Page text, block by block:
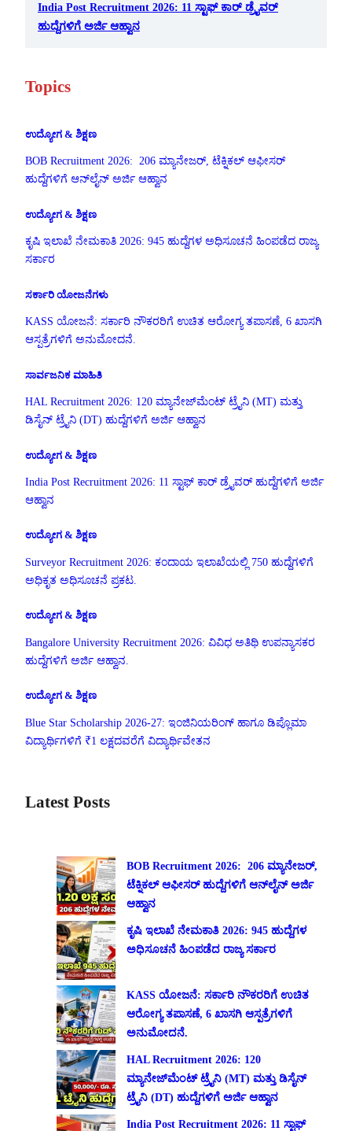
India Post Recruitment 2026: 11 ಸ್ಟಾಫ್ ಕಾರ್ ಡ್ರೈವರ್
ಹುದ್ದೆಗಳಿಗೆ ಅರ್ಜಿ ಆಹ್ವಾನ
Topics
ಉದ್ಯೋಗ & ಶಿಕ್ಷಣ
BOB Recruitment 2026: 206 ಮ್ಯಾನೇಜರ್, ಟೆಕ್ನಿಕಲ್ ಆಫೀಸರ್
ಹುದ್ದೆಗಳಿಗೆ ಆನ್‌ಲೈನ್ ಅರ್ಜಿ ಆಹ್ವಾನ
ಉದ್ಯೋಗ & ಶಿಕ್ಷಣ
ಕೃಷಿ ಇಲಾಖೆ ನೇಮಕಾತಿ 2026: 945 ಹುದ್ದೆಗಳ ಅಧಿಸೂಚನೆ ಹಿಂಪಡೆದ ರಾಜ್ಯ
ಸರ್ಕಾರ
ಸರ್ಕಾರಿ ಯೋಜನೆಗಳು
KASS ಯೋಜನೆ: ಸರ್ಕಾರಿ ನೌಕರರಿಗೆ ಉಚಿತ ಆರೋಗ್ಯ ತಪಾಸಣೆ, 6 ಖಾಸಗಿ
ಆಸ್ಪತ್ರೆಗಳಿಗೆ ಅನುಮೋದನೆ.
ಸಾರ್ವಜನಿಕ ಮಾಹಿತಿ
HAL Recruitment 2026: 120 ಮ್ಯಾನೇಜ್‌ಮೆಂಟ್ ಟ್ರೈನಿ (MT) ಮತ್ತು
ಡಿಸೈನ್ ಟ್ರೈನಿ (DT) ಹುದ್ದೆಗಳಿಗೆ ಅರ್ಜಿ ಆಹ್ವಾನ
ಉದ್ಯೋಗ & ಶಿಕ್ಷಣ
India Post Recruitment 2026: 11 ಸ್ಟಾಫ್ ಕಾರ್ ಡ್ರೈವರ್ ಹುದ್ದೆಗಳಿಗೆ ಅರ್ಜಿ
ಆಹ್ವಾನ
ಉದ್ಯೋಗ & ಶಿಕ್ಷಣ
Surveyor Recruitment 2026: ಕಂದಾಯ ಇಲಾಖೆಯಲ್ಲಿ 750 ಹುದ್ದೆಗಳಿಗೆ
ಅಧಿಕೃತ ಅಧಿಸೂಚನೆ ಪ್ರಕಟ.
ಉದ್ಯೋಗ & ಶಿಕ್ಷಣ
Bangalore University Recruitment 2026: ವಿವಿಧ ಅತಿಥಿ ಉಪನ್ಯಾಸಕರ
ಹುದ್ದೆಗಳಿಗೆ ಅರ್ಜಿ ಆಹ್ವಾನ.
ಉದ್ಯೋಗ & ಶಿಕ್ಷಣ
Blue Star Scholarship 2026-27: ಇಂಜಿನಿಯರಿಂಗ್ ಹಾಗೂ ಡಿಪ್ಲೊಮಾ
ವಿದ್ಯಾರ್ಥಿಗಳಿಗೆ ₹1 ಲಕ್ಷದವರೆಗೆ ವಿದ್ಯಾರ್ಥಿವೇತನ
Latest Posts
BOB Recruitment 2026: 206 ಮ್ಯಾನೇಜರ್,
ಟೆಕ್ನಿಕಲ್ ಆಫೀಸರ್ ಹುದ್ದೆಗಳಿಗೆ ಆನ್‌ಲೈನ್ ಅರ್ಜಿ
ಆಹ್ವಾನ
ಕೃಷಿ ಇಲಾಖೆ ನೇಮಕಾತಿ 2026: 945 ಹುದ್ದೆಗಳ
ಅಧಿಸೂಚನೆ ಹಿಂಪಡೆದ ರಾಜ್ಯ ಸರ್ಕಾರ
KASS ಯೋಜನೆ: ಸರ್ಕಾರಿ ನೌಕರರಿಗೆ ಉಚಿತ
ಆರೋಗ್ಯ ತಪಾಸಣೆ, 6 ಖಾಸಗಿ ಆಸ್ಪತ್ರೆಗಳಿಗೆ
ಅನುಮೋದನೆ.
HAL Recruitment 2026: 120
ಮ್ಯಾನೇಜ್‌ಮೆಂಟ್ ಟ್ರೈನಿ (MT) ಮತ್ತು ಡಿಸೈನ್
ಟ್ರೈನಿ (DT) ಹುದ್ದೆಗಳಿಗೆ ಅರ್ಜಿ ಆಹ್ವಾನ
India Post Recruitment 2026: 11 ಸ್ಟಾಫ್